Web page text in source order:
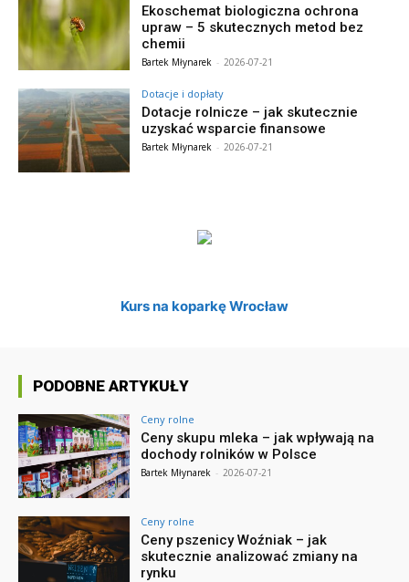
Ekoschemat biologiczna ochrona
upraw – 5 skutecznych metod bez
chemii
Bartek Młynarek - 2026-07-21
Dotacje i dopłaty
Dotacje rolnicze – jak skutecznie
uzyskać wsparcie finansowe
Bartek Młynarek - 2026-07-21
Kurs na koparkę Wrocław
PODOBNE ARTYKUŁY
Ceny rolne
Ceny skupu mleka – jak wpływają na
dochody rolników w Polsce
Bartek Młynarek - 2026-07-21
Ceny rolne
Ceny pszenicy Woźniak – jak
skutecznie analizować zmiany na
rynku